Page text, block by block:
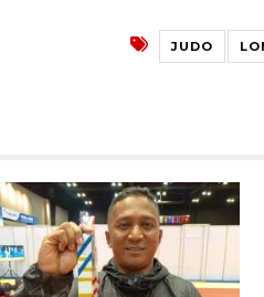
JUDO